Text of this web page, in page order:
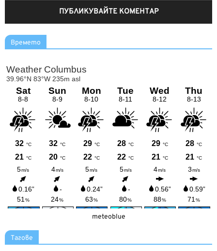
Времето
meteoblue
Тагове